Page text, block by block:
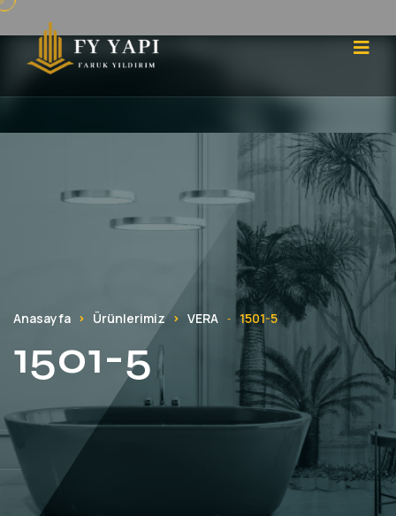
Anasayfa Ürünlerimiz VERA - 1501-5
1501-5